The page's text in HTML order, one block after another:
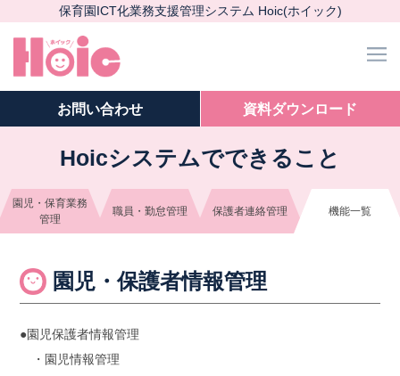
保育園ICT化業務支援管理システム Hoic(ホイック)
お問い合わせ 資料ダウンロード
Hoicシステムでできること
園児・保育業務
管理
職員・勤怠管理 保護者連絡管理 機能一覧
園児・保護者情報管理
●園児保護者情報管理
・園児情報管理